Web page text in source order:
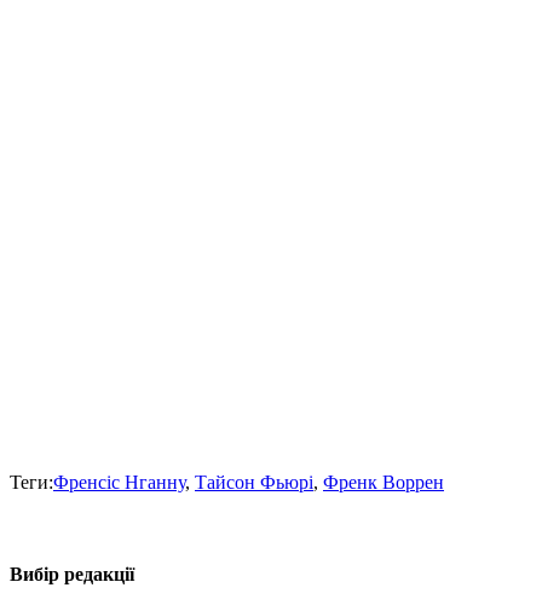
Теги:Френсіс Нганну, Тайсон Фьюрі, Френк Воррен
Вибір редакції